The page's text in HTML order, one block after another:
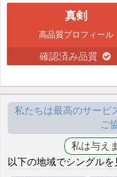
真剣
高品質プロフィール
確認済み品質
私たちは最高のサービ
ご
以下の地域でシングル